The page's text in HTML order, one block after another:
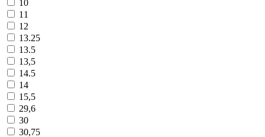
10
11
12
13.25
13.5
13,5
14.5
14
15,5
29,6
30
30,75